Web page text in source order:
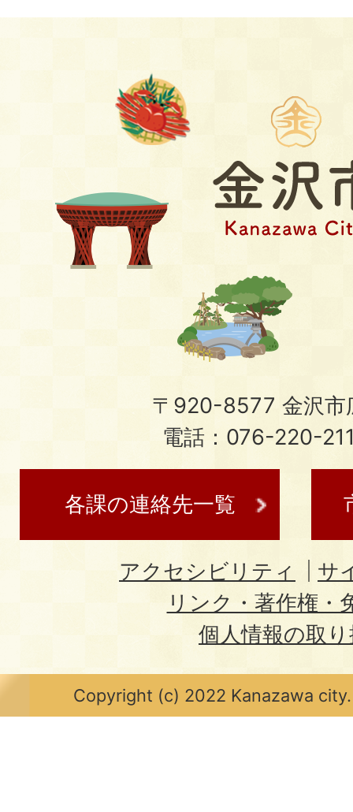
〒920-8577 金沢市
電話：076-220-
各課の連絡先一覧
アクセシビリティ
サ
リンク・著作権・
個人情報の取
Copyright (c) 2022 Kanazawa